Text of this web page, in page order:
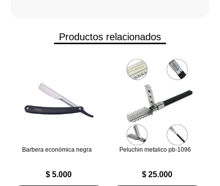
Productos relacionados
Barbera económica negra
$ 5.000
Peluchin metalico pb-1096
$25.000